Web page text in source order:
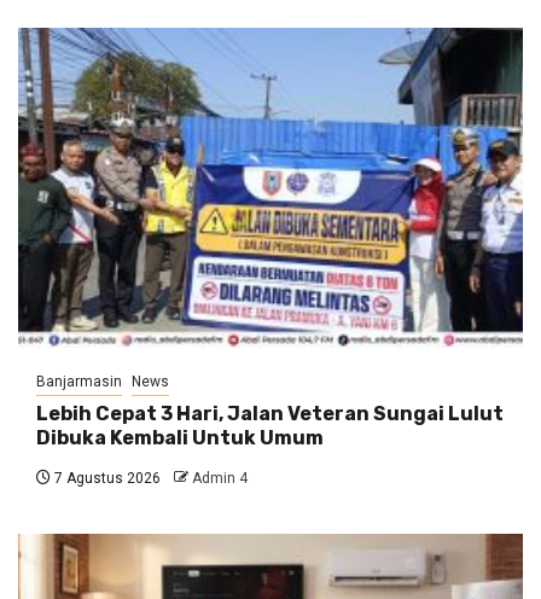
Banjarmasin News
Lebih Cepat 3 Hari, Jalan Veteran Sungai Lulut
Dibuka Kembali Untuk Umum
7 Agustus 2026 Admin 4